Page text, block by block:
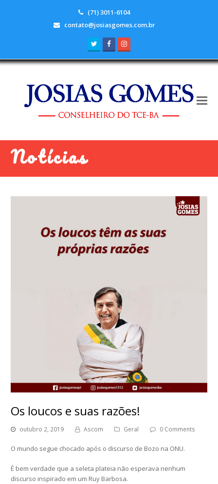
(71) 3011-6104
contato@josiasgomes.com.br
TwitterFacebook
Notícias
Os loucos e suas razões!
outubro 2, 2019 Ascom Geral 0 Comments
O mundo segue chocado após o discurso de Bozo na ONU.
É bem verdade que a seleta plateia não esperava nenhum
discurso inspirado em um Ruy Barbosa.